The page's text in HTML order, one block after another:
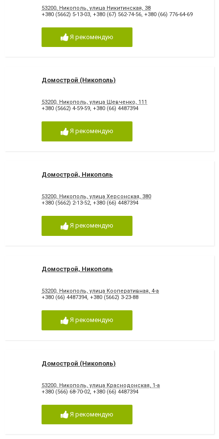
53200, Никополь, улица Никитинская, 38
+380 (5662) 5-13-03, +380 (67) 562-74-56, +380 (66) 776-64-69
Я рекомендую
Домострой (Никополь)
53200, Никополь, улица Шевченко, 111
+380 (5662) 4-59-59, +380 (66) 4487394
Я рекомендую
Домострой, Никополь
53200, Никополь, улица Херсонская, 380
+380 (5662) 2-13-52, +380 (66) 4487394
Я рекомендую
Домострой, Никополь
53200, Никополь, улица Кооперативная, 4-а
+380 (66) 4487394, +380 (5662) 3-23-88
Я рекомендую
Домострой (Никополь)
53200, Никополь, улица Краснодонская, 1-а
+380 (566) 68-70-02, +380 (66) 4487394
Я рекомендую